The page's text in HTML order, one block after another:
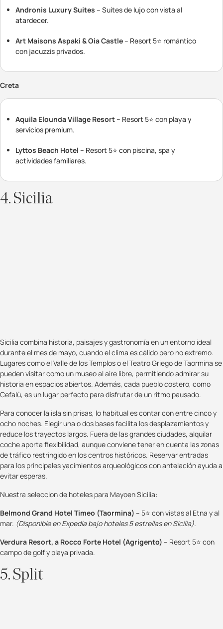
Andronis Luxury Suites – Suites de lujo con vista al
atardecer.
Art Maisons Aspaki & Oia Castle– Resort 5⭐ romántico
con jacuzzis privados.
Creta
Aquila Elounda Village Resort– Resort 5⭐ con playa y
servicios premium.
Lyttos Beach Hotel – Resort 5⭐ con piscina, spa y
actividades familiares.
4. Sicilia
Sicilia combina historia, paisajes y gastronomía en un entorno ideal
durante el mes de mayo, cuando el clima es cálido pero no extremo.
Lugares como el Valle de los Templos o el Teatro Griego de Taormina se
pueden visitar como un museo al aire libre, permitiendo admirar su
historia en espacios abiertos. Además, cada pueblo costero, como
Cefalù, es un lugar perfecto para disfrutar de un ritmo pausado.
Para conocer la isla sin prisas, lo habitual es contar con entre cinco y
ocho noches. Elegir una o dos bases facilita los desplazamientos y
reduce los trayectos largos. Fuera de las grandes ciudades, alquilar
coche aporta flexibilidad, aunque conviene tener en cuenta las zonas
de tráfico restringido en los centros históricos. Reservar entradas
para los principales yacimientos arqueológicos con antelación ayuda a
evitar esperas.
Nuestra seleccion de hoteles para Mayoen Sicilia:
Belmond Grand Hotel Timeo (Taormina) – 5⭐ con vistas al Etna y al
mar. (Disponible en Expedia bajo hoteles 5 estrellas en Sicilia).
Verdura Resort, a Rocco Forte Hotel (Agrigento) – Resort 5⭐ con
campo de golf y playa privada.
5. Split